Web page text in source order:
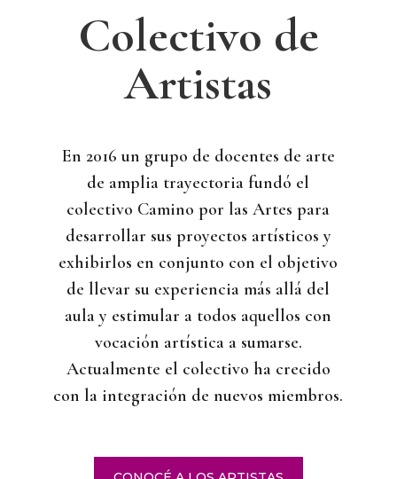
Colectivo de
Artistas
En 2016 un grupo de docentes de arte
de amplia trayectoria fundó el
colectivo Camino por las Artes para
desarrollar sus proyectos artísticos y
exhibirlos en conjunto con el objetivo
de llevar su experiencia más allá del
aula y estimular a todos aquellos con
vocación artística a sumarse.
Actualmente el colectivo ha crecido
con la integración de nuevos miembros.